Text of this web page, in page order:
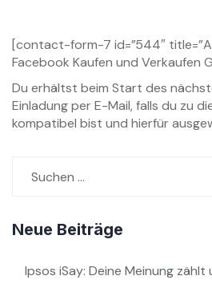
[contact-form-7 id=”544″
Facebook Kaufen und Verkaufen
Du erhältst beim Start des
Einladung per E-Mail, falls du zu
kompatibel bist und hierfür
nach:
Neue Beiträge
Ipsos iSay: Deine Meinung